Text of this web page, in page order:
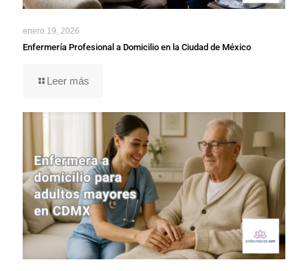
enero 19, 2026
Enfermería Profesional a Domicilio en la Ciudad de México
Leer más